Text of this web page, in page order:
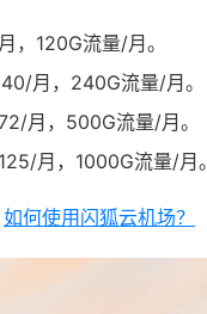
，120G流量/月。
月，240G流量/月。
月，500G流量/月。
月，1000G流量/月。
如何使用闪狐云机场？